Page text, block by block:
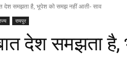
देश समझता है, भूपेश को समझ नहीं आती- साव
रायपुर
देश समझता